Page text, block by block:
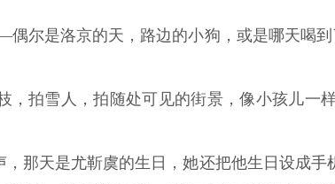
尔是洛京的天，路边的小狗，或是哪天喝到
拍雪人，拍随处可见的街景，像小孩儿一
那天是尤靳虞的生日，她还把他生日设成手